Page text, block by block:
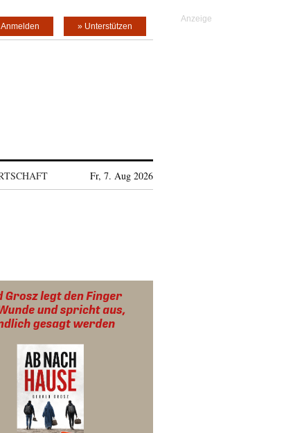
» Unterstützen
Anmelden
Fr, 7. Aug 2026